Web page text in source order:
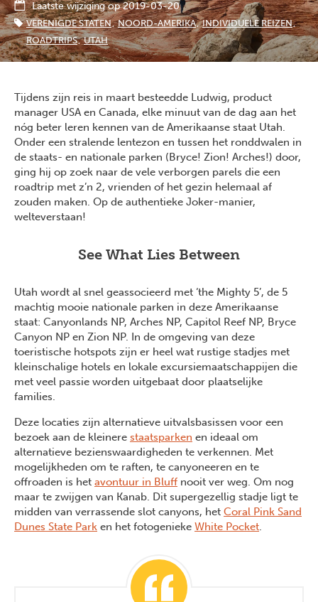
Laatste wijziging op 2019-03-20
VERENIGDE STATEN NOORD-AMERIKA INDIVIDUELE REIZEN
ROADTRIPS UTAH
Tijdens zijn reis in maart besteedde Ludwig, product
manager USA en Canada, elke minuut van de dag aan het
nóg beter leren kennen van de Amerikaanse staat Utah.
Onder een stralende lentezon en tussen het ronddwalen in
de staats- en nationale parken (Bryce! Zion! Arches!) door,
ging hij op zoek naar de vele verborgen parels die een
roadtrip met z’n 2, vrienden of het gezin helemaal af
zouden maken. Op de authentieke Joker-manier,
welteverstaan!
See What Lies Between
Utah wordt al snel geassocieerd met ‘the Mighty 5’, de 5
machtig mooie nationale parken in deze Amerikaanse
staat: Canyonlands NP, Arches NP, Capitol Reef NP, Bryce
Canyon NP en Zion NP. In de omgeving van deze
toeristische hotspots zijn er heel wat rustige stadjes met
kleinschalige hotels en lokale excursiemaatschappijen die
met veel passie worden uitgebaat door plaatselijke
families.
Deze locaties zijn alternatieve uitvalsbasissen voor een
bezoek aan de kleinere staatsparken en ideaal om
alternatieve bezienswaardigheden te verkennen. Met
mogelijkheden om te raften, te canyoneeren en te
offroaden is het avontuur in Bluff nooit ver weg. Om nog
maar te zwijgen van Kanab. Dit supergezellig stadje ligt te
midden van verrassende slot canyons, het Coral Pink Sand
Dunes State Park en het fotogenieke White Pocket.